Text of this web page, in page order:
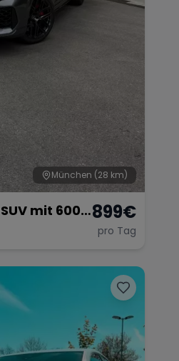
München (28 km)
mit 600
899€
pro Tag